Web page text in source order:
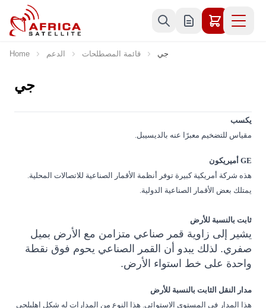
Skip to Content
Home الدعم قائمة المصطلحات جي
جي
يكسب
مقياس للتضخيم معبرًا عنه بالديسيبل.
GE أميريكون
هذه شركة أمريكية كبيرة توفر أنظمة الأقمار الصناعية للاتصالات المحلية.
يمتلك بعض الأقمار الصناعية الدولية.
ثابت بالنسبة للأرض
يشير إلى زاوية قمر صناعي متزامن مع الأرض بميل
صفري. لذلك يبدو أن القمر الصناعي يحوم فوق نقطة
واحدة على خط استواء الأرض.
مدار النقل الثابت بالنسبة للأرض
هذا المدار في المستوى الاستوائي. هذا النوع من المدارات له شكل إهليلجي